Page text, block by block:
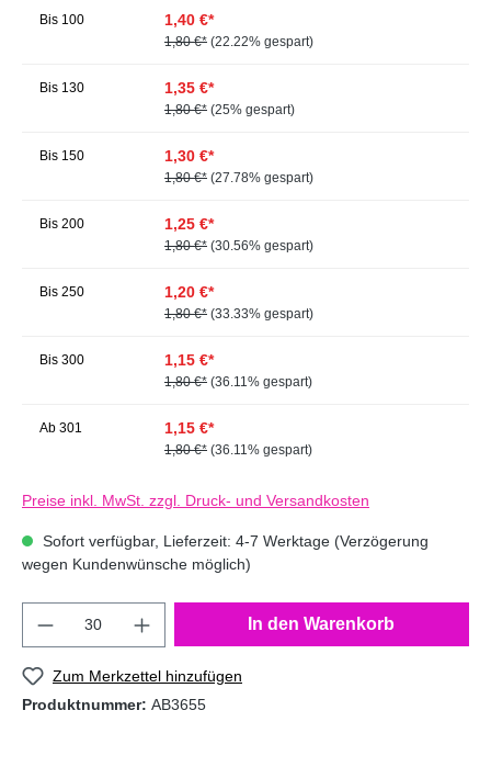
Bis 100 1,40 €*
1,80 €* (22.22% gespart)
Bis 130 1,35 €*
1,80 €* (25% gespart)
Bis 150 1,30 €*
1,80 €* (27.78% gespart)
Bis 200 1,25 €*
1,80 €* (30.56% gespart)
Bis 250 1,20 €*
1,80 €* (33.33% gespart)
Bis 300 1,15 €*
1,80 €* (36.11% gespart)
Ab 301 1,15 €*
1,80 €* (36.11% gespart)
Preise inkl. MwSt. zzgl. Druck- und Versandkosten
Sofort verfügbar, Lieferzeit: 4-7 Werktage (Verzögerung
wegen Kundenwünsche möglich)
In den Warenkorb
Zum Merkzettel hinzufügen
Produktnummer: AB3655